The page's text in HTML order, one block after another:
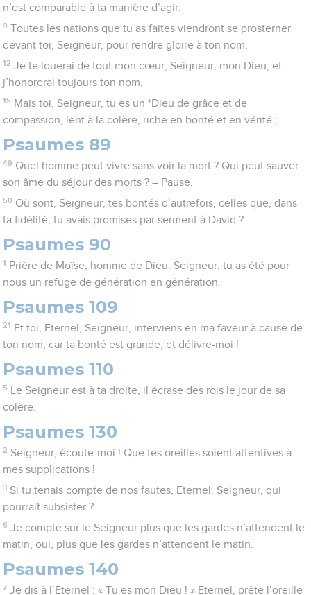
n’est comparable à ta manière d’agir.
9 Toutes les nations que tu as faites viendront se prosterner
devant toi, Seigneur, pour rendre gloire à ton nom,
12 Je te louerai de tout mon cœur, Seigneur, mon Dieu, et
j’honorerai toujours ton nom,
15 Mais toi, Seigneur, tu es un *Dieu de grâce et de
compassion, lent à la colère, riche en bonté et en vérité ;
Psaumes 89
49 Quel homme peut vivre sans voir la mort ? Qui peut sauver
son âme du séjour des morts ? – Pause.
50 Où sont, Seigneur, tes bontés d’autrefois, celles que, dans
ta fidélité, tu avais promises par serment à David ?
Psaumes 90
1 Prière de Moïse, homme de Dieu. Seigneur, tu as été pour
nous un refuge de génération en génération.
Psaumes 109
21 Et toi, Eternel, Seigneur, interviens en ma faveur à cause de
ton nom, car ta bonté est grande, et délivre-moi !
Psaumes 110
5
Le Seigneur est à ta droite, il écrase des rois le jour de sa
colère.
Psaumes 130
2 Seigneur, écoute-moi ! Que tes oreilles soient attentives à
mes supplications !
3 Si tu tenais compte de nos fautes, Eternel, Seigneur, qui
pourrait subsister ?
6 Je compte sur le Seigneur plus que les gardes n’attendent le
matin, oui, plus que les gardes n’attendent le matin.
Psaumes 140
7 Je dis à l’Eternel : « Tu es mon Dieu ! » Eternel, prête l’oreille